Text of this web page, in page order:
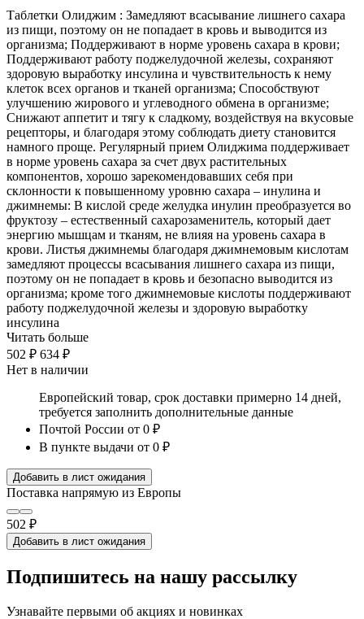
Таблетки Олиджим : Замедляют всасывание лишнего сахара
из пищи, поэтому он не попадает в кровь и выводится из
организма; Поддерживают в норме уровень сахара в крови;
Поддерживают работу поджелудочной железы, сохраняют
здоровую выработку инсулина и чувствительность к нему
клеток всех органов и тканей организма; Способствуют
улучшению жирового и углеводного обмена в организме;
Снижают аппетит и тягу к сладкому, воздействуя на вкусовые
рецепторы, и благодаря этому соблюдать диету становится
намного проще. Регулярный прием Олиджима поддерживает
в норме уровень сахара за счет двух растительных
компонентов, хорошо зарекомендовавших себя при
склонности к повышенному уровню сахара – инулина и
джимнемы: В кислой среде желудка инулин преобразуется во
фруктозу – естественный сахарозаменитель, который дает
энергию мышцам и тканям, не влияя на уровень сахара в
крови. Листья джимнемы благодаря джимнемовым кислотам
замедляют процессы всасывания лишнего сахара из пищи,
поэтому он не попадает в кровь и безопасно выводится из
организма; кроме того джимнемовые кислоты поддерживают
работу поджелудочной железы и здоровую выработку
инсулина
Читать больше
502 ₽ 634 ₽
Нет в наличии
Европейский товар, срок доставки примерно 14 дней,
требуется заполнить дополнительные данные
Почтой России от 0 ₽
В пункте выдачи от 0 ₽
Добавить в лист ожидания
Поставка напрямую из Европы
502 ₽
Добавить в лист ожидания
Подпишитесь на нашу рассылку
Узнавайте первыми об акциях и новинках